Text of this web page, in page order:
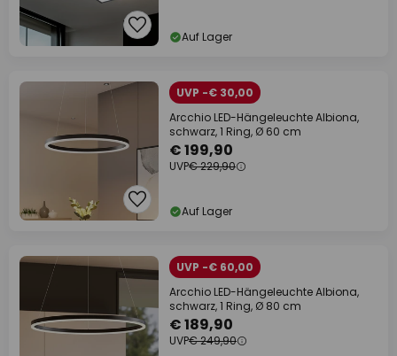
Auf Lager
UVP -€ 30,00
Arcchio LED-Hängeleuchte Albiona,
schwarz, 1 Ring, Ø 60 cm
€ 199,90
UVP€ 229,90
Auf Lager
UVP -€ 60,00
Arcchio LED-Hängeleuchte Albiona,
schwarz, 1 Ring, Ø 80 cm
€ 189,90
UVP€ 249,90